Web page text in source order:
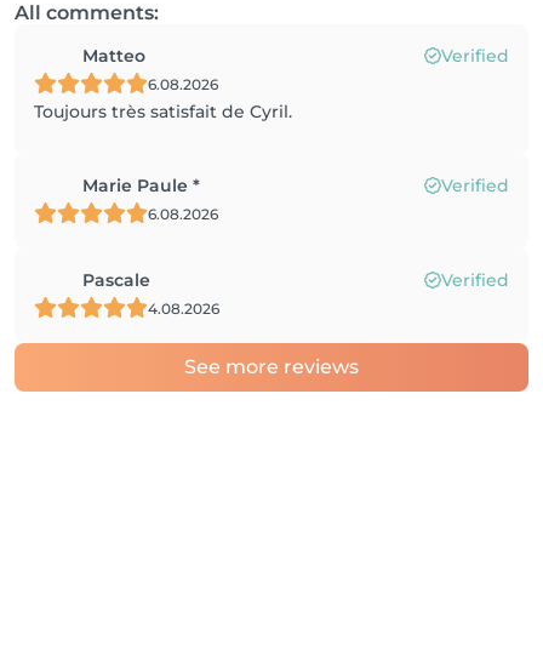
All comments:
Matteo Verified
6.08.2026
Toujours très satisfait de Cyril.
Marie Paule * Verified
6.08.2026
Pascale Verified
4.08.2026
See more reviews